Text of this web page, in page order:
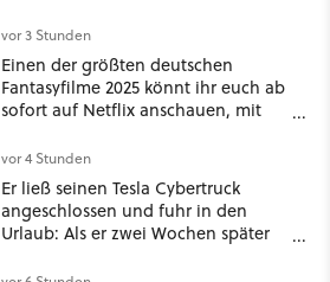
vor 3 Stunden
Einen der größten deutschen
Fantasyfilme 2025 könnt ihr euch ab
sofort auf Netflix anschauen, mit
vor 4 Stunden
Er ließ seinen Tesla Cybertruck
angeschlossen und fuhr in den
Urlaub: Als er zwei Wochen später